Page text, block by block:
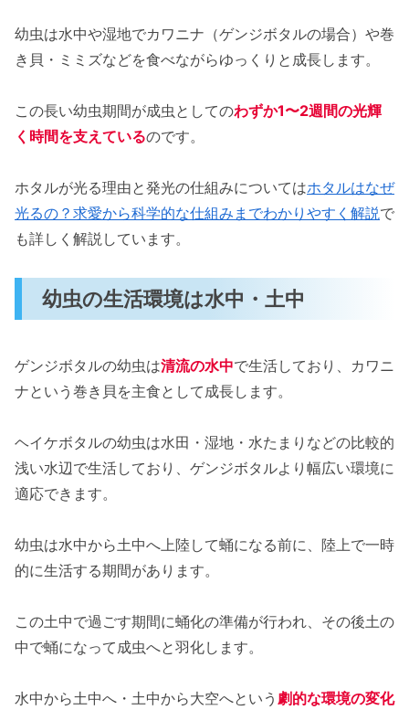
幼虫は水中や湿地でカワニナ（ゲンジボタルの場合）や巻
き貝・ミミズなどを食べながらゆっくりと成長します。
この長い幼虫期間が成虫としてのわずか1〜2週間の光輝
く時間を支えているのです。
ホタルが光る理由と発光の仕組みについてはホタルはなぜ
光るの？求愛から科学的な仕組みまでわかりやすく解説で
も詳しく解説しています。
幼虫の生活環境は水中・土中
ゲンジボタルの幼虫は清流の水中で生活しており、カワニ
ナという巻き貝を主食として成長します。
ヘイケボタルの幼虫は水田・湿地・水たまりなどの比較的
浅い水辺で生活しており、ゲンジボタルより幅広い環境に
適応できます。
幼虫は水中から土中へ上陸して蛹になる前に、陸上で一時
的に生活する期間があります。
この土中で過ごす期間に蛹化の準備が行われ、その後土の
中で蛹になって成虫へと羽化します。
水中から土中へ・土中から大空へという 劇的な環境の変化